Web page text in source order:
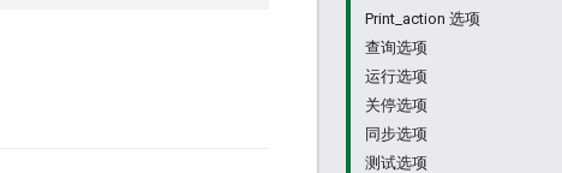
Print_action 选项
查询选项
运行选项
关停选项
同步选项
测试选项